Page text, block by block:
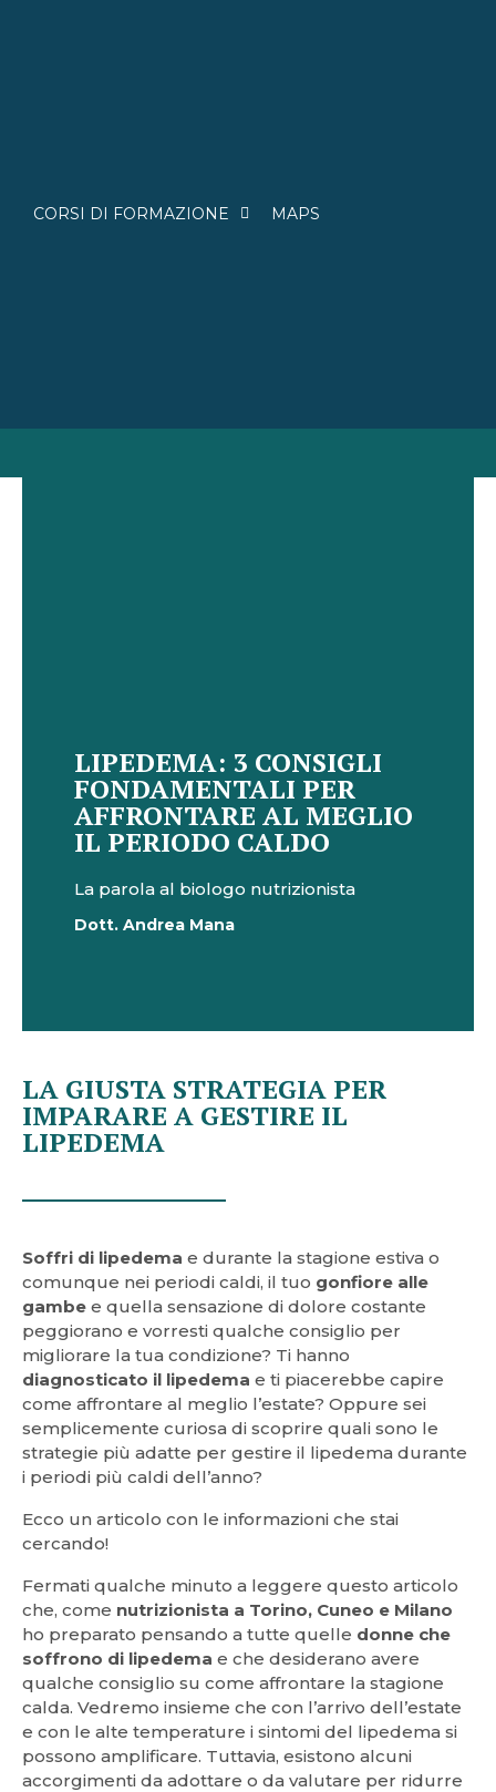
CORSI DI FORMAZIONE MAPS
LIPEDEMA: 3 CONSIGLI
FONDAMENTALI PER
AFFRONTARE AL MEGLIO
IL PERIODO CALDO
La parola al biologo nutrizionista
Dott. Andrea Mana
LA GIUSTA STRATEGIA PER
IMPARARE A GESTIRE IL
LIPEDEMA
Soffri di lipedema e durante la stagione estiva o
comunque nei periodi caldi, il tuo gonfiore alle
gambe e quella sensazione di dolore costante
peggiorano e vorresti qualche consiglio per
migliorare la tua condizione? Ti hanno
diagnosticato il lipedema e ti piacerebbe capire
come affrontare al meglio l’estate? Oppure sei
semplicemente curiosa di scoprire quali sono le
strategie più adatte per gestire il lipedema durante
i periodi più caldi dell’anno?
Ecco un articolo con le informazioni che stai
cercando!
Fermati qualche minuto a leggere questo articolo
che, come nutrizionista a Torino, Cuneo e Milano
ho preparato pensando a tutte quelle donne che
soffrono di lipedema e che desiderano avere
qualche consiglio su come affrontare la stagione
calda. Vedremo insieme che con l’arrivo dell’estate
e con le alte temperature i sintomi del lipedema si
possono amplificare. Tuttavia, esistono alcuni
accorgimenti da adottare o da valutare per ridurre